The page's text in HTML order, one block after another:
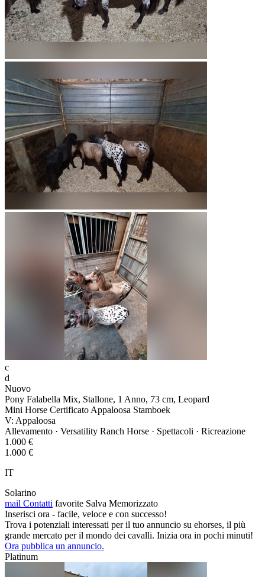
c
d
Nuovo
Pony Falabella Mix, Stallone, 1 Anno, 73 cm, Leopard
Mini Horse Certificato Appaloosa Stamboek
V: Appaloosa
Allevamento · Versatility Ranch Horse · Spettacoli · Ricreazione
1.000 €
1.000 €
IT
Solarino
mail Contatti favorite Salva Memorizzato
Inserisci ora - facile, veloce e con successo!
Trova i potenziali interessati per il tuo annuncio su ehorses, il più
grande mercato per il mondo dei cavalli. Inizia ora in pochi minuti!
Ora pubblica un annuncio.
Platinum